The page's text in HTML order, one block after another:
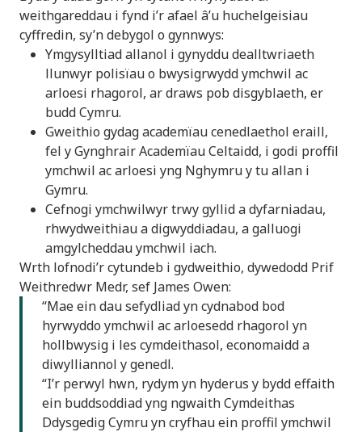
weithgareddau i fynd i’r afael â’u huchelgeisiau
cyffredin, sy’n debygol o gynnwys:
Ymgysylltiad allanol i gynyddu dealltwriaeth
llunwyr polisïau o bwysigrwydd ymchwil ac
arloesi rhagorol, ar draws pob disgyblaeth, er
budd Cymru.
Gweithio gydag academïau cenedlaethol eraill,
fel y Gynghrair Academïau Celtaidd, i godi proffil
ymchwil ac arloesi yng Nghymru y tu allan i
Gymru.
Cefnogi ymchwilwyr trwy gyllid a dyfarniadau,
rhwydweithiau a digwyddiadau, a galluogi
amgylcheddau ymchwil iach.
Wrth lofnodi’r cytundeb i gydweithio, dywedodd Prif
Weithredwr Medr, sef James Owen:
“Mae ein dau sefydliad yn cydnabod bod
hyrwyddo ymchwil ac arloesedd rhagorol yn
hollbwysig i les cymdeithasol, economaidd a
diwylliannol y genedl.
“I’r perwyl hwn, rydym yn hyderus y bydd effaith
ein buddsoddiad yng ngwaith Cymdeithas
Ddysgedig Cymru yn cryfhau ein proffil ymchwil